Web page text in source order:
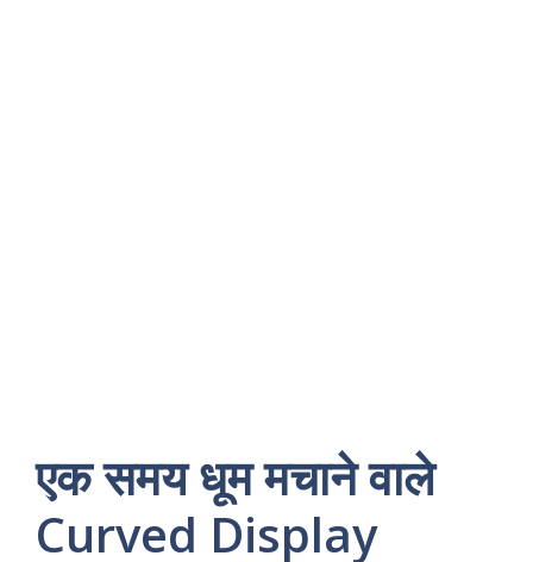
एक समय धूम मचाने वाले
Curved Display